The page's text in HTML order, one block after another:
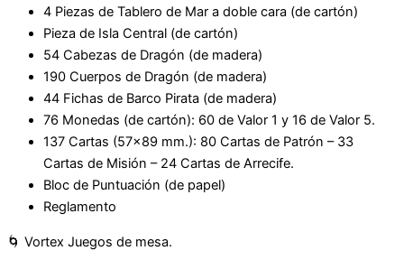
4 Piezas de Tablero de Mar a doble cara (de cartón)
Pieza de Isla Central (de cartón)
54 Cabezas de Dragón (de madera)
190 Cuerpos de Dragón (de madera)
44 Fichas de Barco Pirata (de madera)
76 Monedas (de cartón): 60 de Valor 1 y 16 de Valor 5.
137 Cartas (57×89 mm.): 80 Cartas de Patrón – 33
Cartas de Misión – 24 Cartas de Arrecife.
Bloc de Puntuación (de papel)
Reglamento
🌀 Vortex Juegos de mesa.